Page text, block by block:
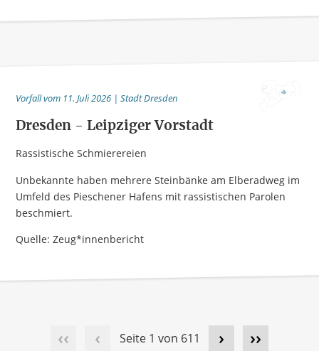
Vorfall vom 11. Juli 2026 | Stadt Dresden
Dresden - Leipziger Vorstadt
Rassistische Schmierereien
Unbekannte haben mehrere Steinbänke am Elberadweg im
Umfeld des Pieschener Hafens mit rassistischen Parolen
beschmiert.
Quelle: Zeug*innenbericht
‹‹ ‹ Seite 1 von 611 › ››